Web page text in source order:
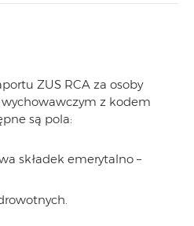
ZUS RCA za osoby
z kodem
są pola:
składek emerytalno –